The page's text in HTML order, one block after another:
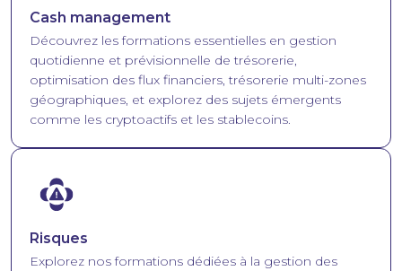
Cash management
Découvrez les formations essentielles en gestion
quotidienne et prévisionnelle de trésorerie,
optimisation des flux financiers, trésorerie multi-zones
géographiques, et explorez des sujets émergents
comme les cryptoactifs et les stablecoins.
Image
Risques
Explorez nos formations dédiées à la gestion des